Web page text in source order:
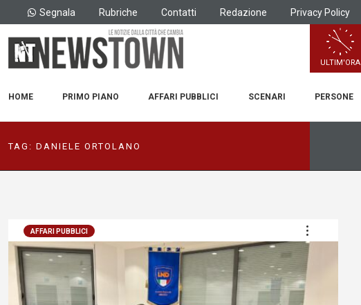
Segnala Rubriche Contatti Redazione Privacy Policy
ULTIM'ORA
HOME PRIMO PIANO AFFARI PUBBLICI SCENARI PERSONE
TAG: DANIELE ORTOLANO
AFFARI PUBBLICI